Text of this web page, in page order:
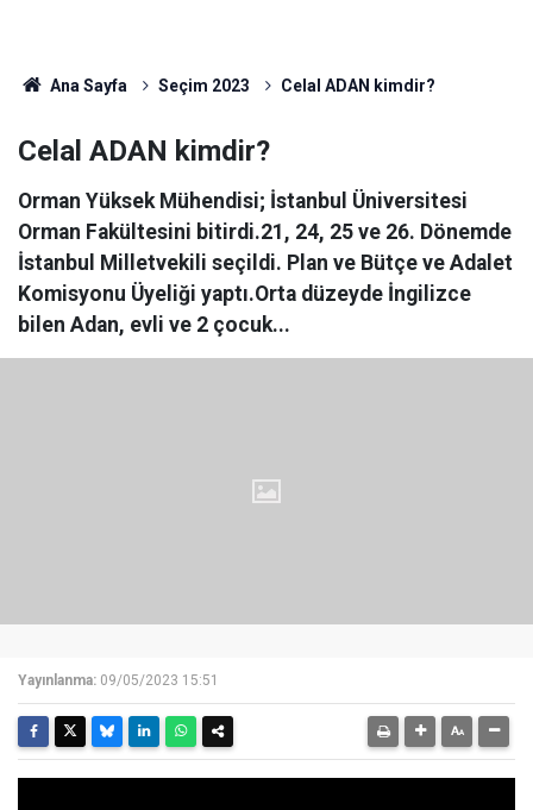
Ana Sayfa Seçim 2023 Celal ADAN kimdir?
Celal ADAN kimdir?
Orman Yüksek Mühendisi; İstanbul Üniversitesi
Orman Fakültesini bitirdi.21, 24, 25 ve 26. Dönemde
İstanbul Milletvekili seçildi. Plan ve Bütçe ve Adalet
Komisyonu Üyeliği yaptı.Orta düzeyde İngilizce
bilen Adan, evli ve 2 çocuk...
Yayınlanma: 09/05/2023 15:51